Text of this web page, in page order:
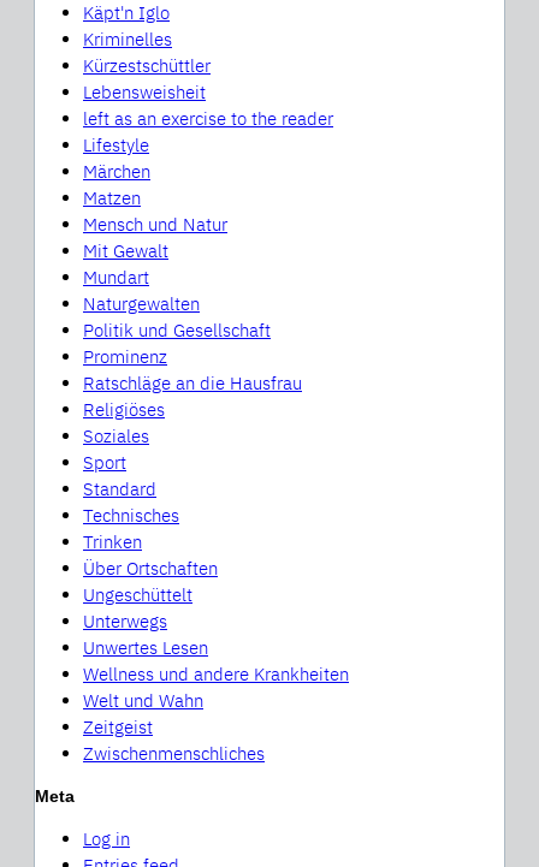
Käpt'n Iglo
Kriminelles
Kürzestschüttler
Lebensweisheit
left as an exercise to the reader
Lifestyle
Märchen
Matzen
Mensch und Natur
Mit Gewalt
Mundart
Naturgewalten
Politik und Gesellschaft
Prominenz
Ratschläge an die Hausfrau
Religiöses
Soziales
Sport
Standard
Technisches
Trinken
Über Ortschaften
Ungeschüttelt
Unterwegs
Unwertes Lesen
Wellness und andere Krankheiten
Welt und Wahn
Zeitgeist
Zwischenmenschliches
Meta
Log in